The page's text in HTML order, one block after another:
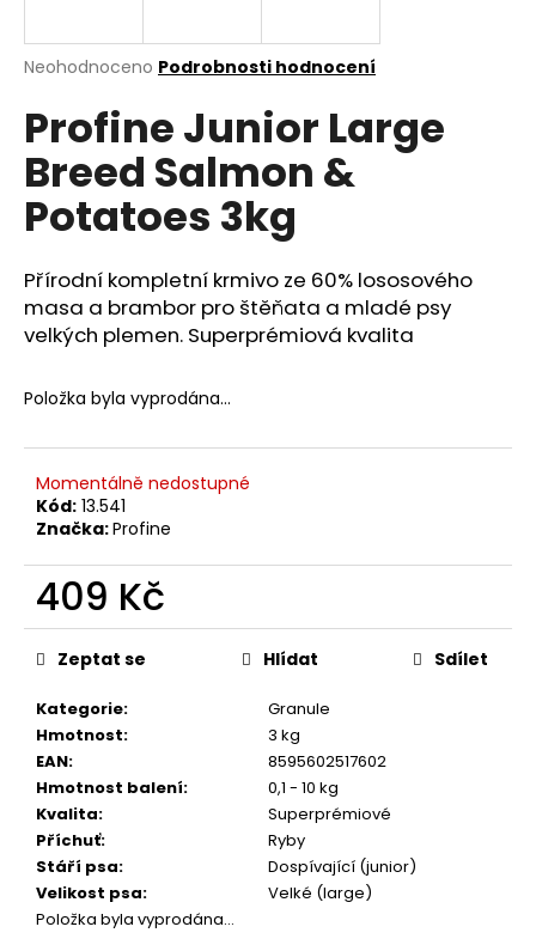
Průměrné
produktu
je
0,0
5
hvězdiček.
Neohodnoceno Podrobnosti hodnocení
Profine Junior Large
Breed Salmon &
Potatoes 3kg
Přírodní kompletní krmivo ze 60% lososového
masa a brambor pro štěňata a mladé psy
velkých plemen. Superprémiová kvalita
Položka byla vyprodána…
Momentálně nedostupné
Kód: 13.541
Značka:Profine
409 Kč
Měrná
cena:
Kategorie:
Granule
Hmotnost:
3 kg
EAN:
8595602517602
Hmotnost balení:
0,1 - 10 kg
Kvalita:
Superprémiové
Příchuť:
Ryby
Stáří psa:
Dospívající (junior)
Velikost psa:
Velké (large)
Položka byla vyprodána…
Zeptat se Hlídat Sdílet
j
t
?
HLEDAT
o
u
č
u
m
e
JOSERA
MEAT
BITES
MINI
BEEF
70G
79
Kč